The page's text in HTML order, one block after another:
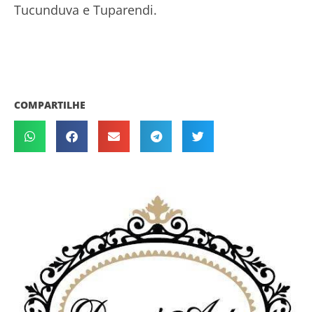
Tucunduva e Tuparendi.
COMPARTILHE